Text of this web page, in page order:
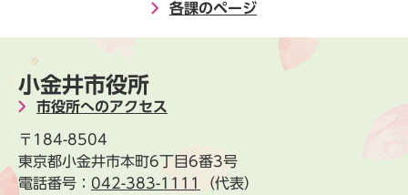
各課のページ
小金井市役所
市役所へのアクセス
〒184-8504
東京都小金井市本町6丁目6番3号
電話番号： 042-383-1111 （代表）